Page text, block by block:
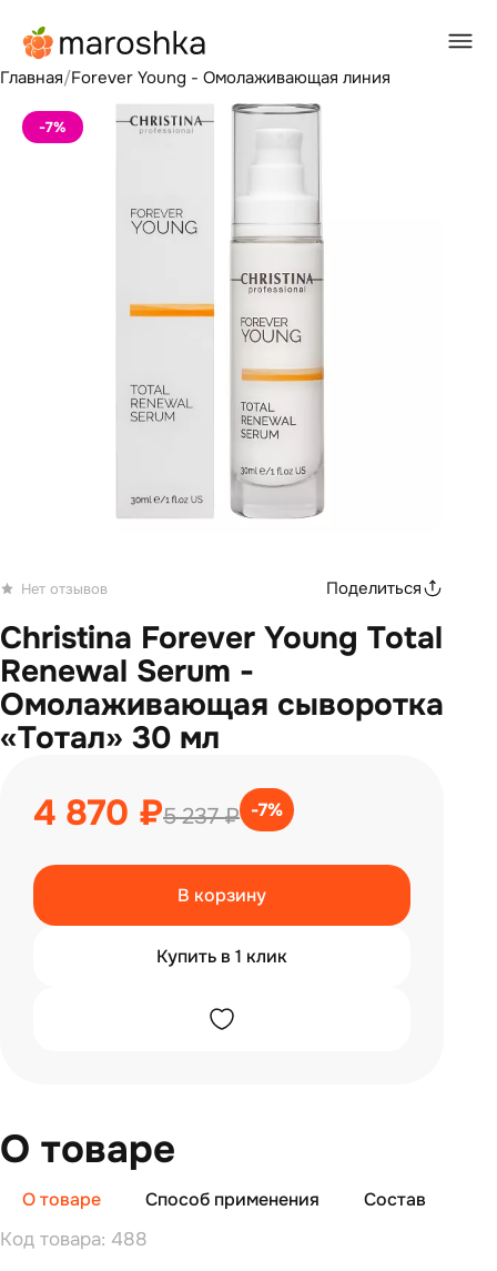
Главная/Forever Young - Омолаживающая линия
-7%
Нет отзывов Поделиться
Christina Forever Young Total
Renewal Serum -
Омолаживающая сыворотка
«Тотал» 30 мл
4 870 ₽5 237 ₽ -7%
В корзину
Купить в 1 клик
О товаре
О товаре Способ применения Состав
Код товара: 488